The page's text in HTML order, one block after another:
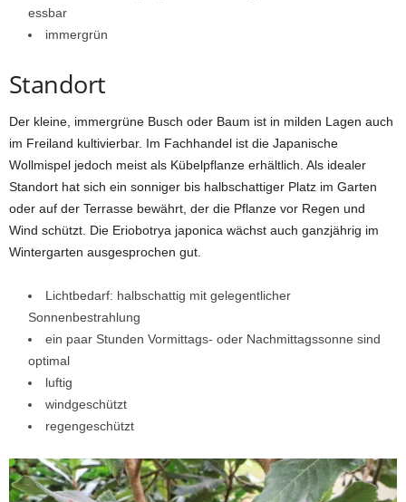
essbar
immergrün
Standort
Der kleine, immergrüne Busch oder Baum ist in milden Lagen auch
im Freiland kultivierbar. Im Fachhandel ist die Japanische
Wollmispel jedoch meist als Kübelpflanze erhältlich. Als idealer
Standort hat sich ein sonniger bis halbschattiger Platz im Garten
oder auf der Terrasse bewährt, der die Pflanze vor Regen und
Wind schützt. Die Eriobotrya japonica wächst auch ganzjährig im
Wintergarten ausgesprochen gut.
Lichtbedarf: halbschattig mit gelegentlicher
Sonnenbestrahlung
ein paar Stunden Vormittags- oder Nachmittagssonne sind
optimal
luftig
windgeschützt
regengeschützt